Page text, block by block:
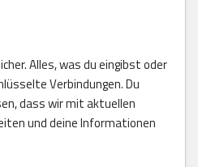
Alles, was du eingibst oder
Verbindungen. Du
dass wir mit aktuellen
und deine Informationen